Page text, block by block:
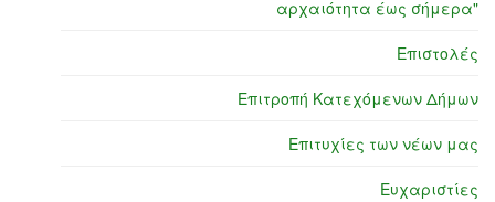
αρχαιότητα έως σήμερα"
Επιστολές
Επιτροπή Κατεχόμενων Δήμων
Επιτυχίες των νέων μας
Ευχαριστίες